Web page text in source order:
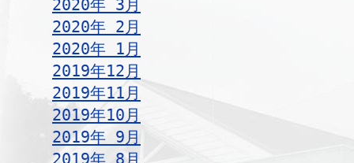
2020年 3月
2020年 2月
2020年 1月
2019年12月
2019年11月
2019年10月
2019年 9月
2019年 8月